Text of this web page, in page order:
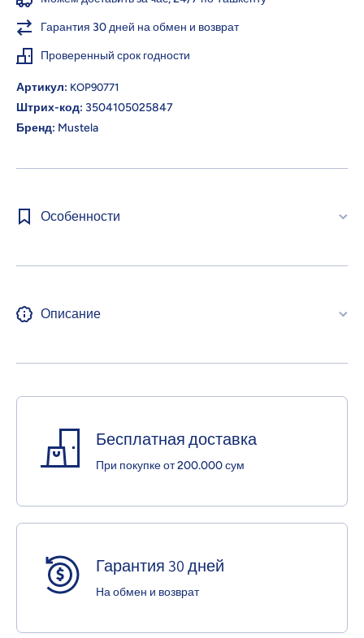
Гарантия 30 дней на обмен и возврат
Проверенный срок годности
Артикул: KOP90771
Штрих-код: 3504105025847
Бренд: Mustela
Особенности
Описание
Бесплатная доставка
При покупке от 200.000 сум
Гарантия 30 дней
На обмен и возврат